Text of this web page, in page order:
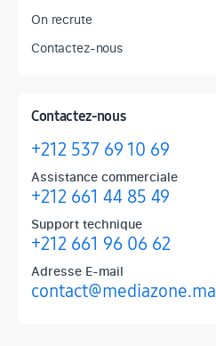
On recrute
Contactez-nous
Contactez-nous
+212 537 69 10 69
Assistance commerciale
+212 661 44 85 49
Support technique
+212 661 96 06 62
Adresse E-mail
contact@mediazone.ma